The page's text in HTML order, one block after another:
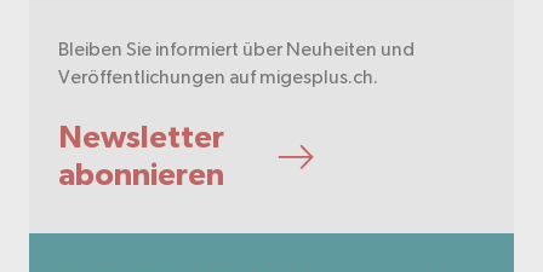
Bleiben Sie informiert über Neuheiten und
Veröffentlichungen auf migesplus.ch.
Newsletter
abonnieren